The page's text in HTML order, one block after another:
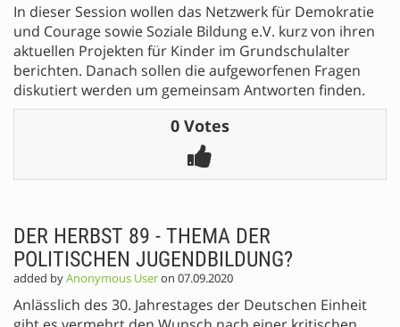
In dieser Session wollen das Netzwerk für Demokratie
und Courage sowie Soziale Bildung e.V. kurz von ihren
aktuellen Projekten für Kinder im Grundschulalter
berichten. Danach sollen die aufgeworfenen Fragen
diskutiert werden um gemeinsam Antworten finden.
0 Votes
DER HERBST 89 - THEMA DER
POLITISCHEN JUGENDBILDUNG?
added byAnonymous Useron 07.09.2020
Anlässlich des 30. Jahrestages der Deutschen Einheit